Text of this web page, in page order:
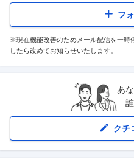
フ
※現在機能改善のためメール配信を一時
したら改めてお知らせいたします。
あ
クチ